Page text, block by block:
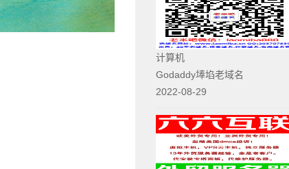
计算机
Godaddy埲埳老域名
2022-08-29